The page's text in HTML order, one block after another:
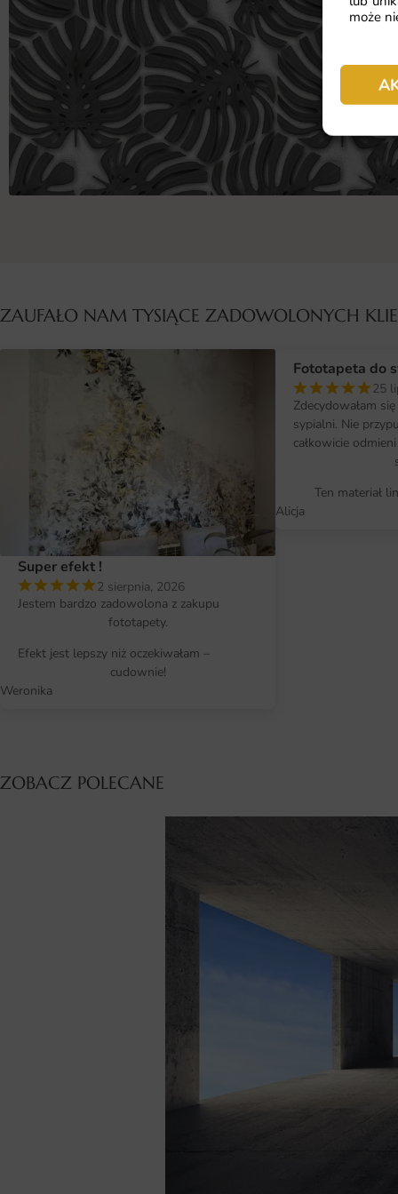
może
ZAUFAŁO NAM TYSIĄCE ZADOWOLONYCH
Super efekt !
2 sierpnia, 2026
Jestem bardzo zadowolona z zakupu
fototapety.
Efekt jest lepszy niż oczekiwałam –
cudownie!
Weronika
Fototapeta do
25
Zdecydowałam
sypialni. Nie
całkowicie
Ten materiał
Alicja
ZOBACZ POLECANE